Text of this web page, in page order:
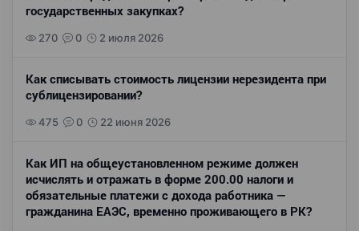
государственных закупках?
270 0 2 июля 2026
Как списывать стоимость лицензии нерезидента при
сублицензировании?
475 0 22 июня 2026
Как ИП на общеустановленном режиме должен
исчислять и отражать в форме 200.00 налоги и
обязательные платежи с дохода работника —
гражданина ЕАЭС, временно проживающего в РК?